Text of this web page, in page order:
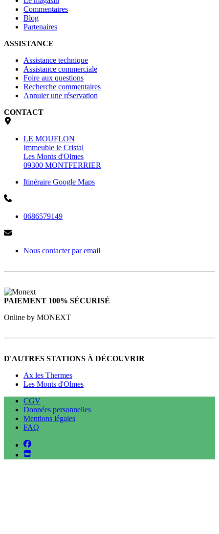
Commentaires
Blog
Partenaires
ASSISTANCE
Assistance technique
Assistance commerciale
Foire aux questions
Recherche commentaires
Annuler une réservation
CONTACT
LE MOUFLON
Immeuble le Cristal
Les Monts d'Olmes
09300 MONTFERRIER
Itinéraire Google Maps
0686579149
Nous contacter par email
PAIEMENT 100% SÉCURISÉ
Online by MONEXT
D'AUTRES STATIONS À DÉCOUVRIR
Ax les Thermes
Les Monts d'Olmes
CGV
Données personnelles
Mentions légales
FAQ